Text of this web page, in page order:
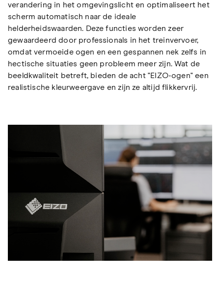
verandering in het omgevingslicht en optimaliseert het
scherm automatisch naar de ideale
helderheidswaarden. Deze functies worden zeer
gewaardeerd door professionals in het treinvervoer,
omdat vermoeide ogen en een gespannen nek zelfs in
hectische situaties geen probleem meer zijn. Wat de
beeldkwaliteit betreft, bieden de acht "EIZO-ogen" een
realistische kleurweergave en zijn ze altijd flikkervrij.